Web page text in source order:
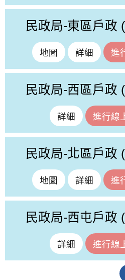
民政局-東區戶政
地圖 詳細 進
民政局-西區戶政
詳細 進行線
民政局-北區戶政
地圖 詳細 進
民政局-西屯戶政
詳細 進行線